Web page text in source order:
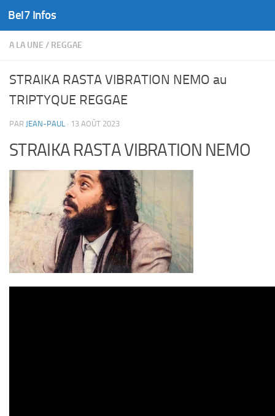
Skip to content
Bel7 Infos
A LA UNE / REGGAE
STRAIKA RASTA VIBRATION NEMO au
TRIPTYQUE REGGAE
PAR JEAN-PAUL · 13 AOÛT 2023
STRAIKA RASTA VIBRATION NEMO